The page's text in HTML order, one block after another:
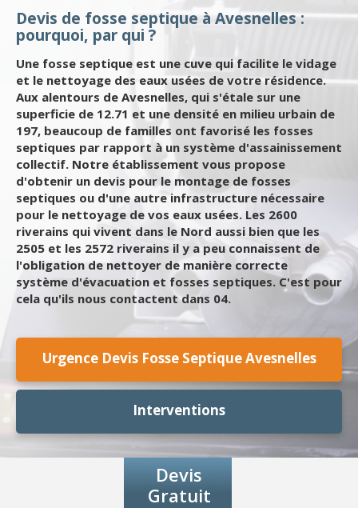
Devis de fosse septique à Avesnelles :
pourquoi, par qui ?
Une fosse septique est une cuve qui facilite le vidage
et le nettoyage des eaux usées de votre résidence.
Aux alentours de Avesnelles, qui s'étale sur une
superficie de 12.71 et une densité en milieu urbain de
197, beaucoup de familles ont favorisé les fosses
septiques par rapport à un système d'assainissement
collectif. Notre établissement vous propose
d'obtenir un devis pour le montage de fosses
septiques ou d'une autre infrastructure nécessaire
pour le nettoyage de vos eaux usées. Les 2600
riverains qui vivent dans le Nord aussi bien que les
2505 et les 2572 riverains il y a peu connaissent de
l'obligation de nettoyer de manière correcte
système d'évacuation et fosses septiques. C'est pour
cela qu'ils nous contactent dans 04.
Urgence Devis Fosse Septique Avesnelles
Interventions
Devis
Gratuit